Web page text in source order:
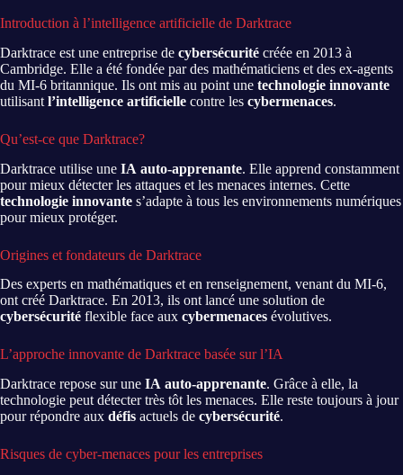
Introduction à l’intelligence artificielle de Darktrace
Darktrace est une entreprise de cybersécurité créée en 2013 à
Cambridge. Elle a été fondée par des mathématiciens et des ex-agents
du MI-6 britannique. Ils ont mis au point une technologie innovante
utilisant l’intelligence artificielle contre les cybermenaces.
Qu’est-ce que Darktrace?
Darktrace utilise une IA auto-apprenante. Elle apprend constamment
pour mieux détecter les attaques et les menaces internes. Cette
technologie innovante s’adapte à tous les environnements numériques
pour mieux protéger.
Origines et fondateurs de Darktrace
Des experts en mathématiques et en renseignement, venant du MI-6,
ont créé Darktrace. En 2013, ils ont lancé une solution de
cybersécurité flexible face aux cybermenaces évolutives.
L’approche innovante de Darktrace basée sur l’IA
Darktrace repose sur une IA auto-apprenante. Grâce à elle, la
technologie peut détecter très tôt les menaces. Elle reste toujours à jour
pour répondre aux défis actuels de cybersécurité.
Risques de cyber-menaces pour les entreprises